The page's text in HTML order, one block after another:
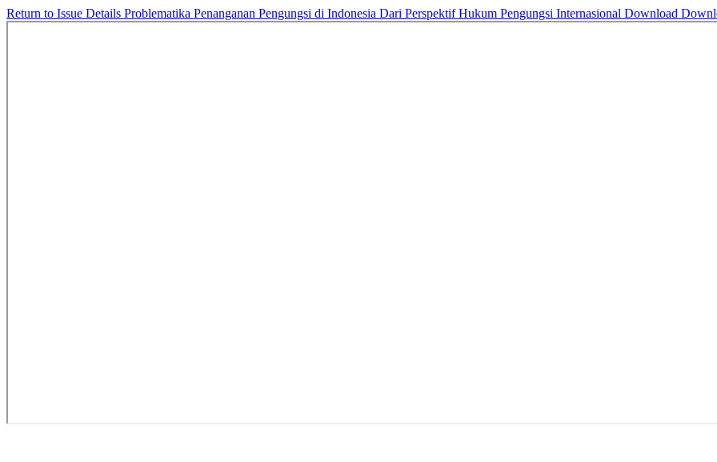
Return to Issue Details Problematika Penanganan Pengungsi di Indonesia Dari Perspektif Hukum Pengungsi Internasional Download